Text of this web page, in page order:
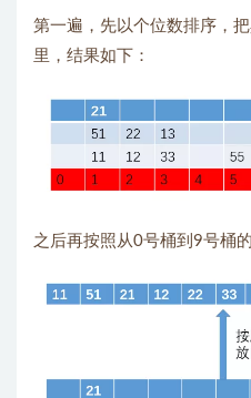
第一遍，先以个位数排序，
里，结果如下：
之后再按照从0号桶到9号桶